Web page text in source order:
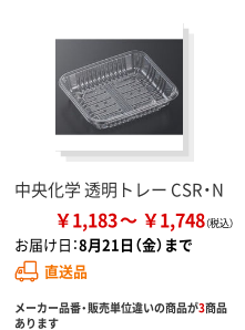
中央化学 透明トレー CSR・N
￥1,183 ￥1,748
お届け日：8月21日（金）まで
直送品
メーカー品番・販売単位違いの商品が3商品
あります